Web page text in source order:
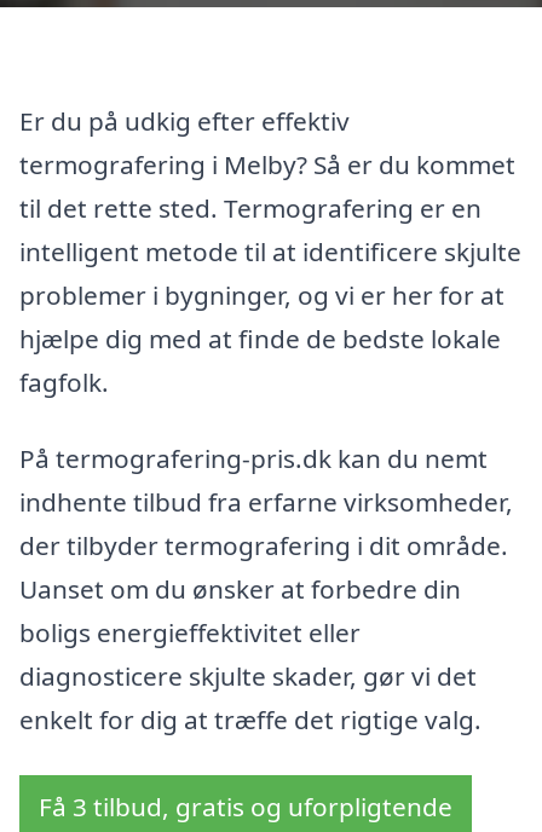
Er du på udkig efter effektiv
termografering i Melby? Så er du kommet
til det rette sted. Termografering er en
intelligent metode til at identificere skjulte
problemer i bygninger, og vi er her for at
hjælpe dig med at finde de bedste lokale
fagfolk.
På termografering-pris.dk kan du nemt
indhente tilbud fra erfarne virksomheder,
der tilbyder termografering i dit område.
Uanset om du ønsker at forbedre din
boligs energieffektivitet eller
diagnosticere skjulte skader, gør vi det
enkelt for dig at træffe det rigtige valg.
Få 3 tilbud, gratis og uforpligtende